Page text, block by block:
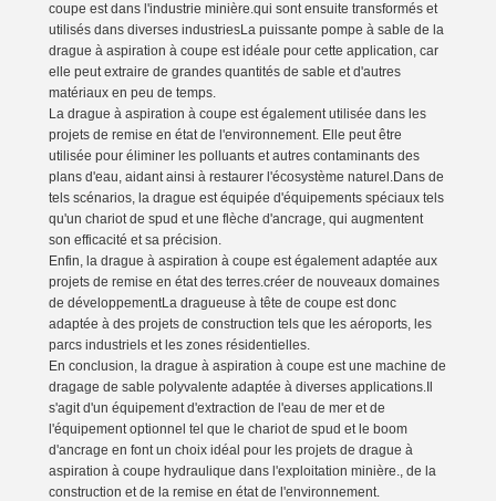
coupe est dans l'industrie minière.qui sont ensuite transformés et
utilisés dans diverses industriesLa puissante pompe à sable de la
drague à aspiration à coupe est idéale pour cette application, car
elle peut extraire de grandes quantités de sable et d'autres
matériaux en peu de temps.
La drague à aspiration à coupe est également utilisée dans les
projets de remise en état de l'environnement. Elle peut être
utilisée pour éliminer les polluants et autres contaminants des
plans d'eau, aidant ainsi à restaurer l'écosystème naturel.Dans de
tels scénarios, la drague est équipée d'équipements spéciaux tels
qu'un chariot de spud et une flèche d'ancrage, qui augmentent
son efficacité et sa précision.
Enfin, la drague à aspiration à coupe est également adaptée aux
projets de remise en état des terres.créer de nouveaux domaines
de développementLa dragueuse à tête de coupe est donc
adaptée à des projets de construction tels que les aéroports, les
parcs industriels et les zones résidentielles.
En conclusion, la drague à aspiration à coupe est une machine de
dragage de sable polyvalente adaptée à diverses applications.Il
s'agit d'un équipement d'extraction de l'eau de mer et de
l'équipement optionnel tel que le chariot de spud et le boom
d'ancrage en font un choix idéal pour les projets de drague à
aspiration à coupe hydraulique dans l'exploitation minière., de la
construction et de la remise en état de l'environnement.